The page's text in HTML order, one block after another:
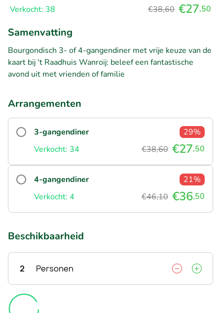
Verkocht: 38 €38,60 €27,50
Samenvatting
Bourgondisch 3- of 4-gangendiner met vrije keuze van de
kaart bij 't Raadhuis Wanroij: beleef een fantastische
avond uit met vrienden of familie
Arrangementen
3-gangendiner
29%
Verkocht: 34
€38,60 €27,50
4-gangendiner
21%
Verkocht: 4
€46,10 €36,50
Beschikbaarheid
2 Personen